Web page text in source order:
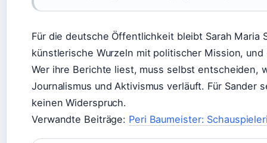
Für die deutsche Öffentlichkeit bleibt Sarah Maria
künstlerische Wurzeln mit politischer Mission,
Wer ihre Berichte liest, muss selbst entscheiden,
Journalismus und Aktivismus verläuft. Für Sander
keinen Widerspruch.
Verwandte Beiträge: Peri Baumeister: